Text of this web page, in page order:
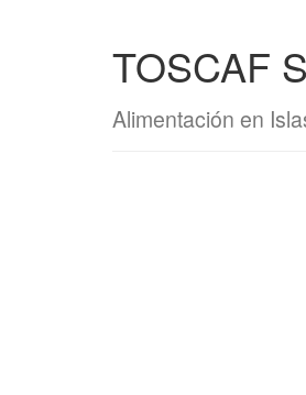
TOSCAF
Alimentación en